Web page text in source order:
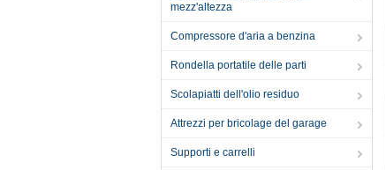
mezz'altezza
Compressore d'aria a benzina
Rondella portatile delle parti
Scolapiatti dell'olio residuo
Attrezzi per bricolage del garage
Supporti e carrelli